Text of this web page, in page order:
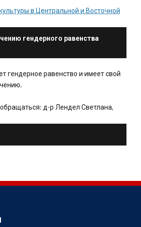
в Центральной и Восточной
гендерного равенства
гендерное равенство и имеет свой
д-р Лендел Светлана,